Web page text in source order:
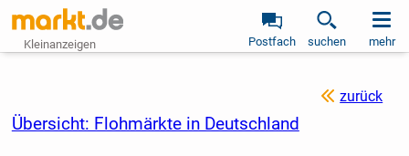
Kleinanzeigen Postfach suchen mehr
zurück
Übersicht: Flohmärkte in Deutschland